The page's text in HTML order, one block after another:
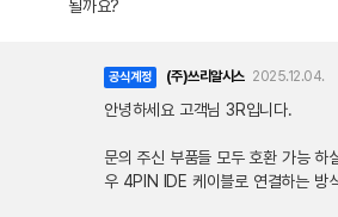
될까요?
공식계정 (주)쓰리알시스 2025.12.04.
안녕하세요 고객님 3R입니다.
문의 주신 부품들 모두 호환 가능 하
우 4PIN IDE 케이블로 연결하는 방